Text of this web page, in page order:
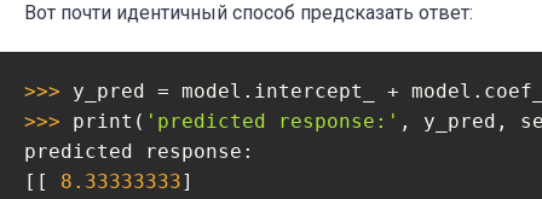
Вот почти идентичный способ предсказать ответ:
>>>
>>> print( 'predicted response:' , y_pred,
predicted response:
[[ 8.33333333]